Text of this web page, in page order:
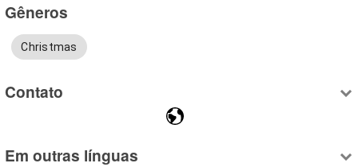
Gêneros
Christmas
Contato
Em outras línguas